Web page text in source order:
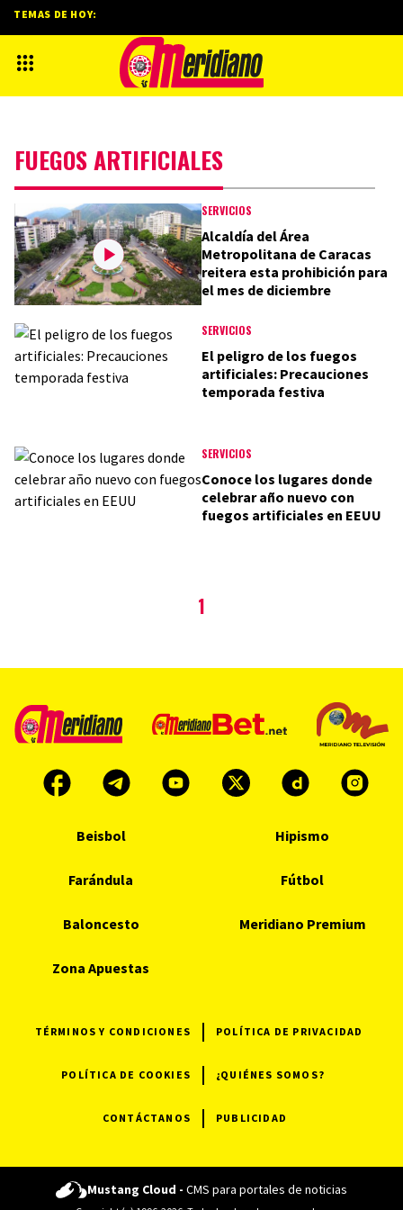
FUEGOS ARTIFICIALES
SERVICIOS
Alcaldía del Área
Metropolitana de Caracas
reitera esta prohibición para
el mes de diciembre
SERVICIOS
El peligro de los fuegos
artificiales: Precauciones
temporada festiva
SERVICIOS
Conoce los lugares donde
celebrar año nuevo con
fuegos artificiales en EEUU
1
TEMAS DE HOY:
Beisbol Hipismo
Farándula Fútbol
Baloncesto Meridiano Premium
Zona Apuestas
TÉRMINOS Y CONDICIONES POLÍTICA DE PRIVACIDAD
POLÍTICA DE COOKIES ¿QUIÉNES SOMOS?
CONTÁCTANOS PUBLICIDAD
Mustang Cloud - CMS para portales de noticias